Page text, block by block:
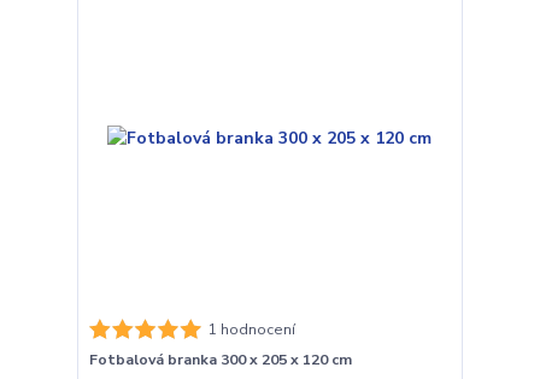
1 hodnocení
Fotbalová branka 300 x 205 x 120 cm